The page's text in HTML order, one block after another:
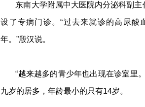
东南大学附属中大医院内分泌科副
设了专病门诊。“过去来就诊的高尿酸
年。”殷汉说。
“越来越多的青少年也出现在诊室里
九岁的居多，年龄最小的只有14岁。